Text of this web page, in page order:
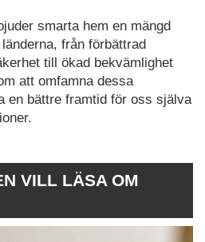
smarta hem en mängd
från förbättrad
till ökad bekvämlighet
att omfamna dessa
en bättre framtid för oss själva
VILL LÄSA OM